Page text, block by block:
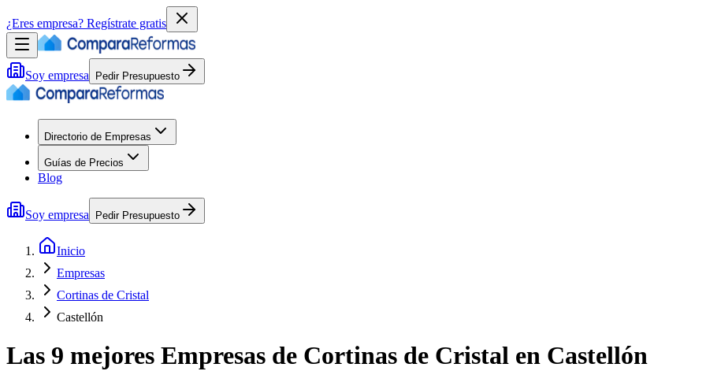
¿Eres empresa? Regístrate gratis
Soy empresa Pedir Presupuesto
Directorio de Empresas
Guías de Precios
Blog
Soy empresa Pedir Presupuesto
Inicio
Empresas
Cortinas de Cristal
Castellón
Las 9 mejores Empresas de Cortinas de Cristal en Castellón